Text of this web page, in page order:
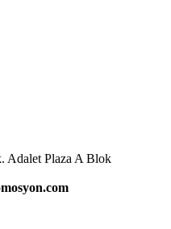
Adalet Plaza A Blok